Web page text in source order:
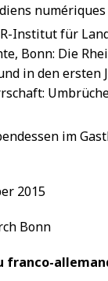
Institut für
Bonn: Die
in den ersten
im
2015
Bonn
franco-